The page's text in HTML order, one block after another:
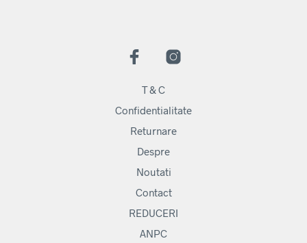
T & C
Confidentialitate
Returnare
Despre
Noutati
Contact
REDUCERI
ANPC